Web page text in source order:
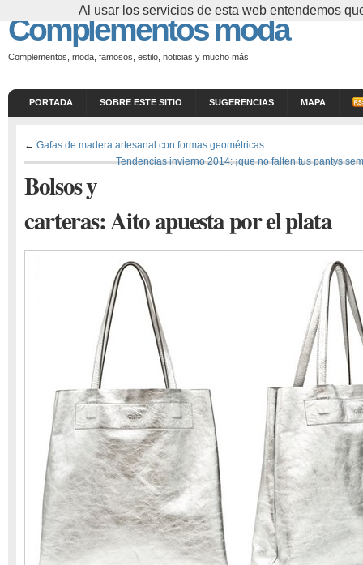
Complementos moda
Complementos, moda, famosos, estilo, noticias y mucho más
PORTADA SOBRE ESTE SITIO SUGERENCIAS MAPA
← Gafas de madera artesanal con formas geométricas
Tendencias invierno 2014: ¡que no falten tus pantys
Bolsos y
carteras: Aito apuesta por el plata
Al usar los servicios de esta web entendemos